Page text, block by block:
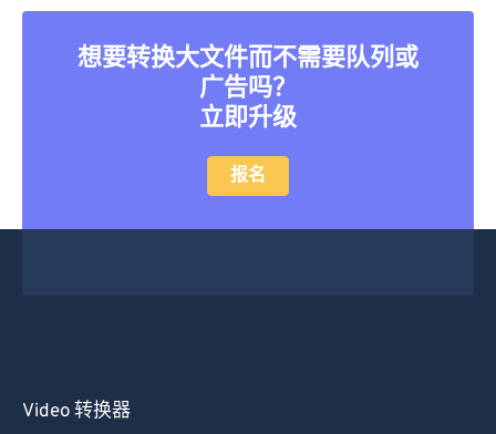
想要转换大文件而不需要队列或
广告吗？
立即升级
报名
Video 转换器